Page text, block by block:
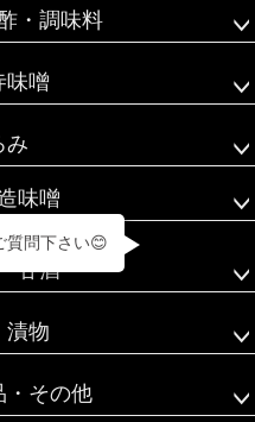
・調味料
味噌
み
味噌
甘酒
漬物
・その他
質問下さい😊